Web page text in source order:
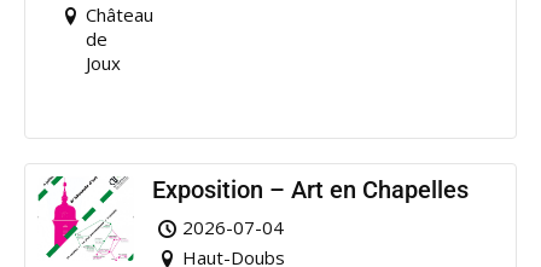
Château
de
Joux
Exposition – Art en Chapelles
2026-07-04
Haut-Doubs